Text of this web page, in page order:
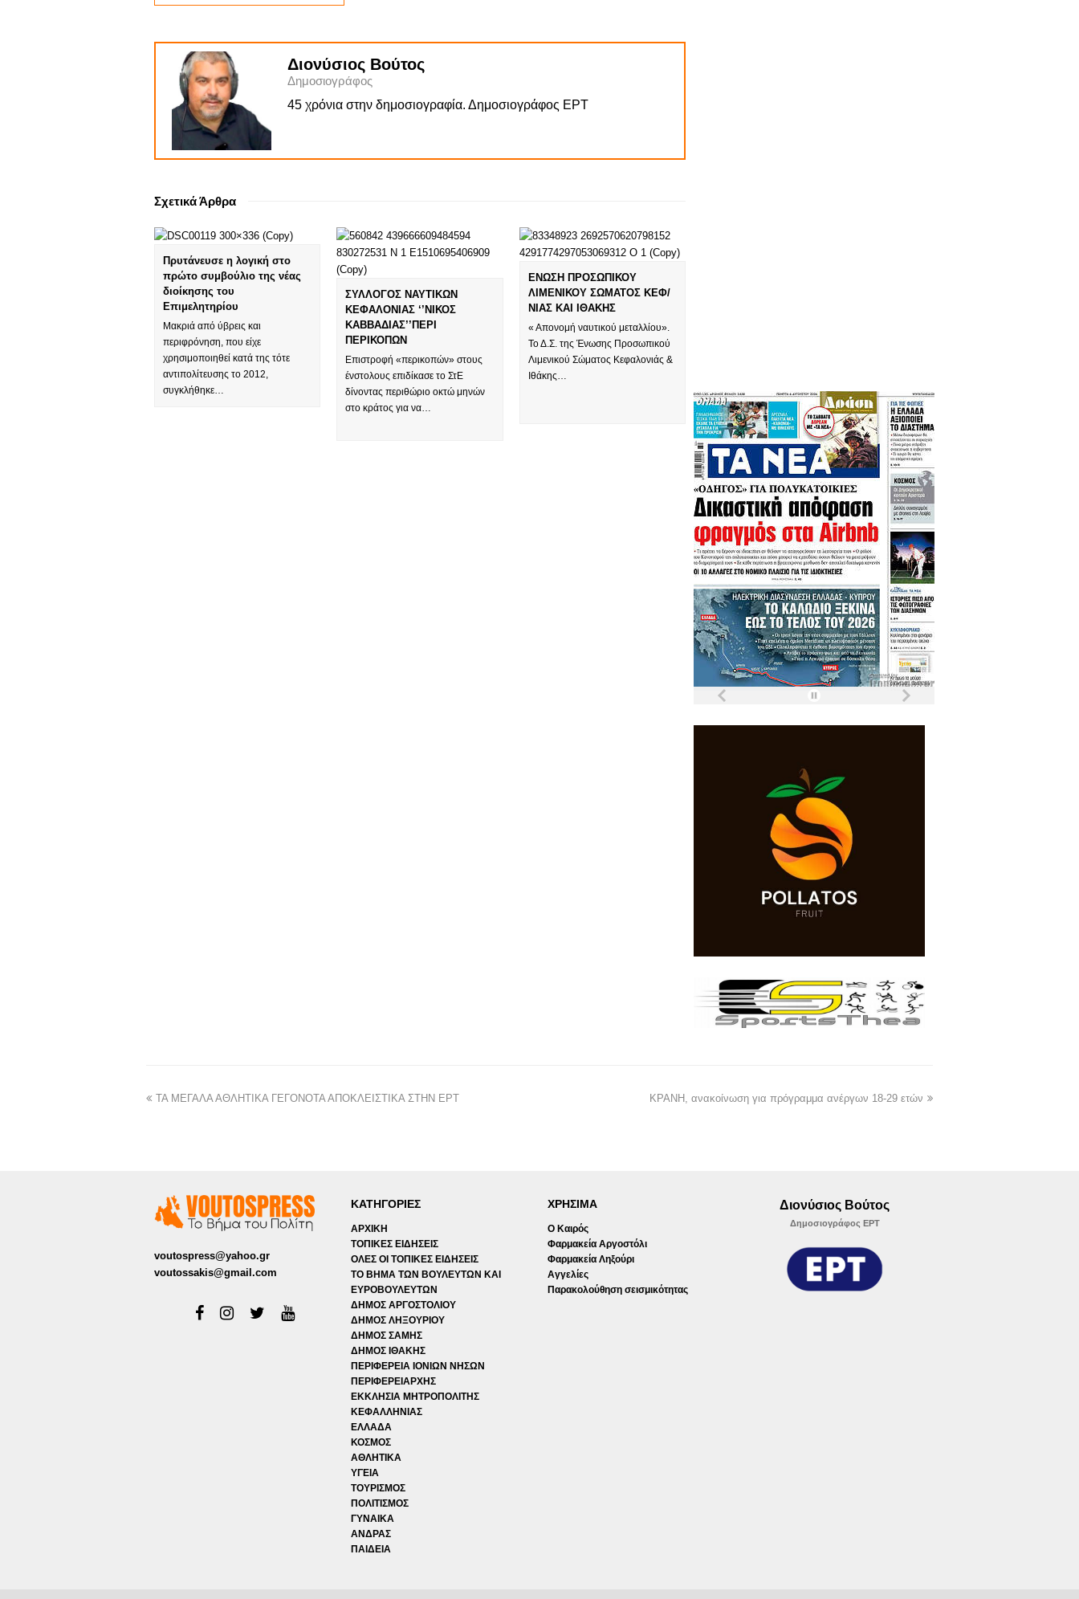
Διονύσιος Βούτος
Δημοσιογράφος
45 χρόνια στην δημοσιογραφία. Δημοσιογράφος ΕΡΤ
Σχετικά Άρθρα
Πρυτάνευσε η λογική στο
πρώτο συμβούλιο της νέας
διοίκησης του
Επιμελητηρίου
Μακριά από ύβρεις και
περιφρόνηση, που είχε
χρησιμοποιηθεί κατά της τότε
αντιπολίτευσης το 2012,
συγκλήθηκε…
ΣΥΛΛΟΓΟΣ ΝΑΥΤΙΚΩΝ
ΚΕΦΑΛΟΝΙΑΣ ‘’ΝΙΚΟΣ
ΚΑΒΒΑΔΙΑΣ’’ΠΕΡΙ
ΠΕΡΙΚΟΠΩΝ
Επιστροφή «περικοπών» στους
ένστολους επιδίκασε το ΣτΕ
δίνοντας περιθώριο οκτώ μηνών
στο κράτος για να…
ΕΝΩΣΗ ΠΡΟΣΩΠΙΚΟΥ
ΛΙΜΕΝΙΚΟΥ ΣΩΜΑΤΟΣ ΚΕΦ/
ΝΙΑΣ ΚΑΙ ΙΘΑΚΗΣ
« Απονομή ναυτικού μεταλλίου».
Το Δ.Σ. της Ένωσης Προσωπικού
Λιμενικού Σώματος Κεφαλονιάς &
Ιθάκης…
ΤΑ ΜΕΓΑΛΑ ΑΘΛΗΤΙΚΑ ΓΕΓΟΝΟΤΑ ΑΠΟΚΛΕΙΣΤΙΚΑ ΣΤΗΝ ΕΡΤ ΚΡΑΝΗ, ανακοίνωση για πρόγραμμα ανέργων 18-29 ετών
voutospress@yahoo.gr
voutossakis@gmail.com
ΚΑΤΗΓΟΡΙΕΣ
ΑΡΧΙΚΗ
ΤΟΠΙΚΕΣ ΕΙΔΗΣΕΙΣ
ΟΛΕΣ ΟΙ ΤΟΠΙΚΕΣ ΕΙΔΗΣΕΙΣ
ΤΟ ΒΗΜΑ ΤΩΝ ΒΟΥΛΕΥΤΩΝ ΚΑΙ
ΕΥΡΟΒΟΥΛΕΥΤΩΝ
ΔΗΜΟΣ ΑΡΓΟΣΤΟΛΙΟΥ
ΔΗΜΟΣ ΛΗΞΟΥΡΙΟΥ
ΔΗΜΟΣ ΣΑΜΗΣ
ΔΗΜΟΣ ΙΘΑΚΗΣ
ΠΕΡΙΦΕΡΕΙΑ ΙΟΝΙΩΝ ΝΗΣΩΝ
ΠΕΡΙΦΕΡΕΙΑΡΧΗΣ
ΕΚΚΛΗΣΙΑ ΜΗΤΡΟΠΟΛΙΤΗΣ
ΚΕΦΑΛΛΗΝΙΑΣ
ΕΛΛΑΔΑ
ΚΟΣΜΟΣ
ΑΘΛΗΤΙΚΑ
ΥΓΕΙΑ
ΤΟΥΡΙΣΜΟΣ
ΠΟΛΙΤΙΣΜΟΣ
ΓΥΝΑΙΚΑ
ΑΝΔΡΑΣ
ΠΑΙΔΕΙΑ
ΧΡΗΣΙΜΑ
Ο Καιρός
Φαρμακεία Αργοστόλι
Φαρμακεία Ληξούρι
Αγγελίες
Παρακολούθηση σεισμικότητας
Διονύσιος Βούτος
Δημοσιογράφος ΕΡΤ